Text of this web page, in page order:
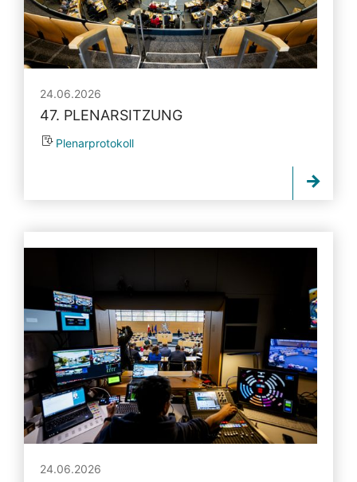
24.06.2026
47. PLENARSITZUNG
Plenarprotokoll
24.06.2026